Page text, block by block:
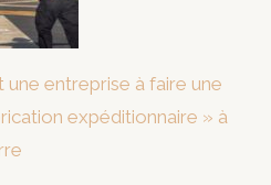
une entreprise à faire une
expéditionnaire » à